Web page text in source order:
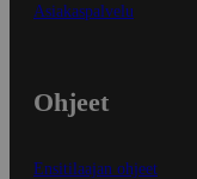
Asiakaspalvelu
Ohjeet
Ensitilaajan ohjeet